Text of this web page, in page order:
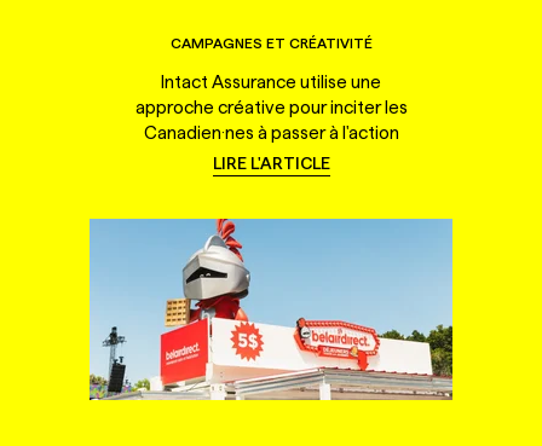
CAMPAGNES ET CRÉATIVITÉ
Intact Assurance utilise une
approche créative pour inciter les
Canadien·nes à passer à l'action
LIRE L'ARTICLE